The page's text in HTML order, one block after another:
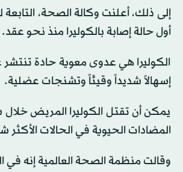
إلى ذلك، أعلنت وكالة الصحة،
أول حالة إصابة بالكوليرا منذ نحو عقد. وقد تعافت
الكوليرا هي عدوى معوية حادة تنتشر
إسهالاً شديداً وقيئاً وتشنجات عضلية.
يمكن أن تقتل الكوليرا المريض
المضادات الحيوية في الحالات الأكثر